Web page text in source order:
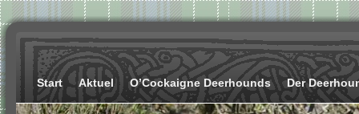
Start Aktuel O’Cockaigne Deerhounds Der